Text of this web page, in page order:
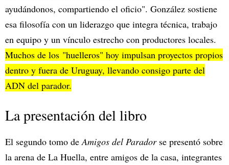
ayudándonos, compartiendo el oficio". González sostiene
esa filosofía con un liderazgo que integra técnica, trabajo
en equipo y un vínculo estrecho con productores locales.
Muchos de los "huelleros" hoy impulsan proyectos propios
dentro y fuera de Uruguay, llevando consigo parte del
ADN del parador.
La presentación del libro
El segundo tomo de Amigos del Paradorse presentó sobre
la arena de La Huella, entre amigos de la casa, integrantes